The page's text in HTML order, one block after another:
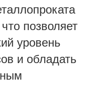
позволяет
уровень
и обладать